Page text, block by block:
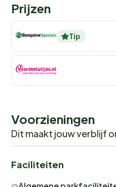
Prijzen
Tip
Voorzieningen
Dit maakt jouw verblijf
Faciliteiten